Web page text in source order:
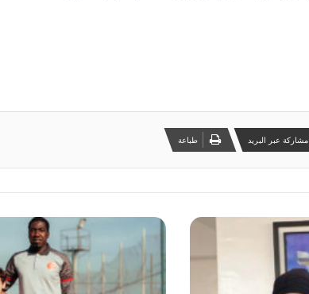
مشاركة عبر البريد طباعة